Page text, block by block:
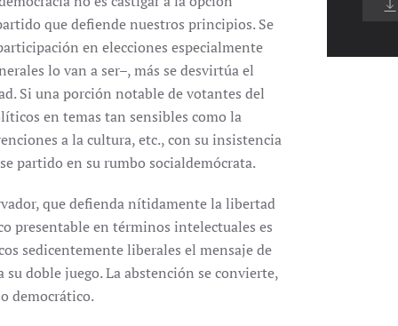
que defiende nuestros principios. Se
en elecciones especialmente
lo van a ser–, más se desvirtúa el
Si una porción notable de votantes del
en temas tan sensibles como la
a la cultura, etc., con su insistencia
partido en su rumbo socialdemócrata.
que defienda nítidamente la libertad
presentable en términos intelectuales es
sedicentemente liberales el mensaje de
doble juego. La abstención se convierte,
democrático.